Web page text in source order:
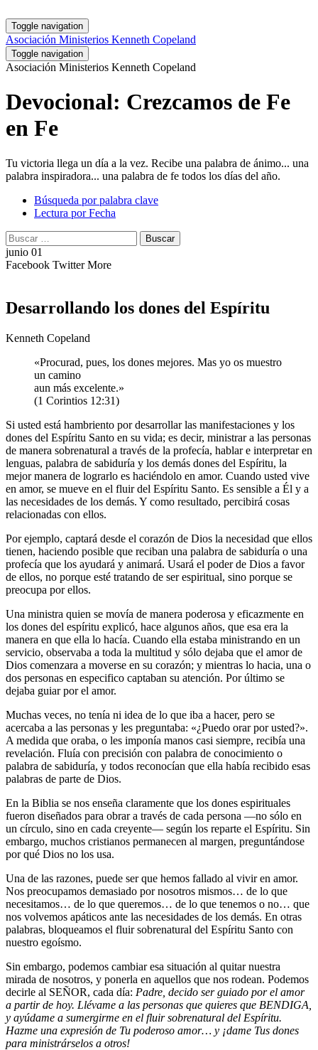
Toggle navigation
Asociación Ministerios Kenneth Copeland
Toggle navigation
Asociación Ministerios Kenneth Copeland
Devocional: Crezcamos de Fe
en Fe
Tu victoria llega un día a la vez. Recibe una palabra de ánimo... una
palabra inspiradora... una palabra de fe todos los días del año.
Búsqueda por palabra clave
Lectura por Fecha
Buscar:
Buscar
junio 01
Facebook Twitter More
Desarrollando los dones del Espíritu
Kenneth Copeland
«Procurad, pues, los dones mejores. Mas yo os muestro
un camino
aun más excelente.»
(1 Corintios 12:31)
Si usted está hambriento por desarrollar las manifestaciones y los
dones del Espíritu Santo en su vida; es decir, ministrar a las personas
de manera sobrenatural a través de la profecía, hablar e interpretar en
lenguas, palabra de sabiduría y los demás dones del Espíritu, la
mejor manera de lograrlo es haciéndolo en amor. Cuando usted vive
en amor, se mueve en el fluir del Espíritu Santo. Es sensible a Él y a
las necesidades de los demás. Y como resultado, percibirá cosas
relacionadas con ellos.
Por ejemplo, captará desde el corazón de Dios la necesidad que ellos
tienen, haciendo posible que reciban una palabra de sabiduría o una
profecía que los ayudará y animará. Usará el poder de Dios a favor
de ellos, no porque esté tratando de ser espiritual, sino porque se
preocupa por ellos.
Una ministra quien se movía de manera poderosa y eficazmente en
los dones del espíritu explicó, hace algunos años, que esa era la
manera en que ella lo hacía. Cuando ella estaba ministrando en un
servicio, observaba a toda la multitud y sólo dejaba que el amor de
Dios comenzara a moverse en su corazón; y mientras lo hacia, una o
dos personas en especifico captaban su atención. Por último se
dejaba guiar por el amor.
Muchas veces, no tenía ni idea de lo que iba a hacer, pero se
acercaba a las personas y les preguntaba: «¿Puedo orar por usted?».
A medida que oraba, o les imponía manos casi siempre, recibía una
revelación. Fluía con precisión con palabra de conocimiento o
palabra de sabiduría, y todos reconocían que ella había recibido esas
palabras de parte de Dios.
En la Biblia se nos enseña claramente que los dones espirituales
fueron diseñados para obrar a través de cada persona —no sólo en
un círculo, sino en cada creyente— según los reparte el Espíritu. Sin
embargo, muchos cristianos permanecen al margen, preguntándose
por qué Dios no los usa.
Una de las razones, puede ser que hemos fallado al vivir en amor.
Nos preocupamos demasiado por nosotros mismos… de lo que
necesitamos… de lo que queremos… de lo que tenemos o no… que
nos volvemos apáticos ante las necesidades de los demás. En otras
palabras, bloqueamos el fluir sobrenatural del Espíritu Santo con
nuestro egoísmo.
Sin embargo, podemos cambiar esa situación al quitar nuestra
mirada de nosotros, y ponerla en aquellos que nos rodean. Podemos
decirle al SEÑOR, cada día: Padre, decido ser guiado por el amor
a partir de hoy. Llévame a las personas que quieres que BENDIGA,
y ayúdame a sumergirme en el fluir sobrenatural del Espíritu.
Hazme una expresión de Tu poderoso amor… y ¡dame Tus dones
para ministrárselos a otros!